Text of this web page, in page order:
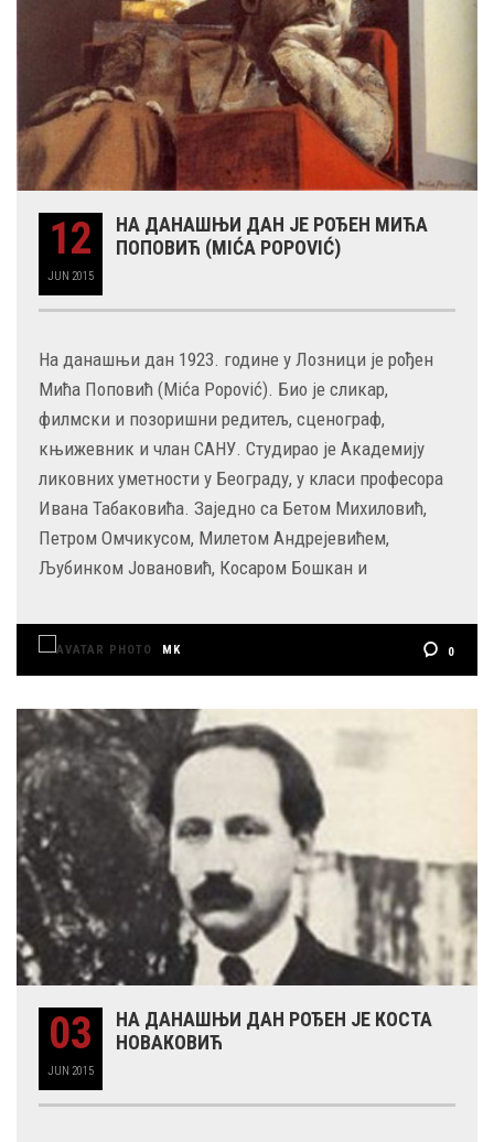
12
JUN 2015
НА ДАНАШЊИ ДАН ЈЕ РОЂЕН МИЋА
ПОПОВИЋ (MIĆA POPOVIĆ)
На данашњи дан 1923. године у Лозници је рођен
Мића Поповић (Mića Popović). Био је сликар,
филмски и позоришни редитељ, сценограф,
књижевник и члан САНУ. Студирао је Академију
ликовних уметности у Београду, у класи професора
Ивана Табаковића. Заједно са Бетом Михиловић,
Петром Омчикусом, Милетом Андрејевићем,
Љубинком Јовановић, Косаром Бошкан и
MK 0
03
JUN 2015
НА ДАНАШЊИ ДАН РОЂЕН ЈЕ КОСТА
НОВАКОВИЋ